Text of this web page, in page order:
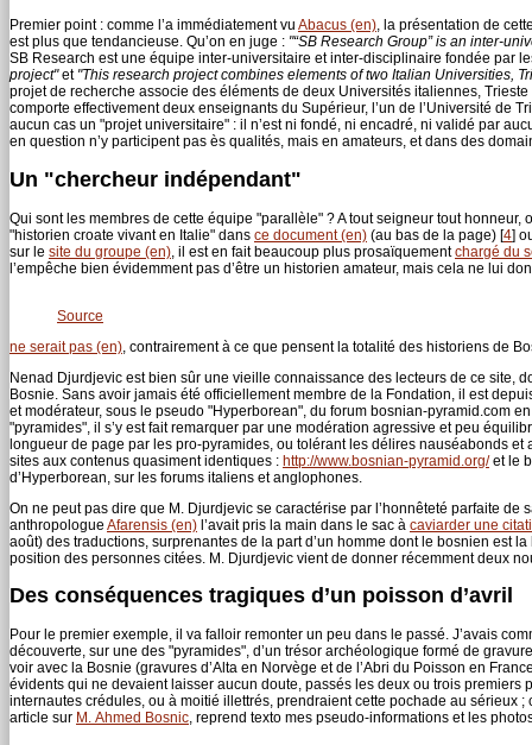
Premier point : comme l’a immédiatement vu Abacus (en) , la présentation de
est plus que tendancieuse. Qu’on en juge : "“SB Research Group” is an inter-
SB Research est une équipe inter-universitaire et inter-disciplinaire fondée par
project"et "This research project combines elements of two Italian Universities,
projet de recherche associe des éléments de deux Universités italiennes,
comporte effectivement deux enseignants du Supérieur, l’un de l’Université de
aucun cas un "projet universitaire" : il n’est ni fondé, ni encadré, ni validé par
en question n’y participent pas ès qualités, mais en amateurs, et dans des
Un "chercheur indépendant"
Qui sont les membres de cette équipe "parallèle" ? A tout seigneur tout
"historien croate vivant en Italie" dans ce document (en) (au bas de la page) [4]
sur le site du groupe (en) , il est en fait beaucoup plus prosaïquementchargé du
l’empêche bien évidemment pas d’être un historien amateur, mais cela ne lui
Source
ne serait pas (en) , contrairement à ce que pensent la totalité des historiens de
Nenad Djurdjevic est bien sûr une vieille connaissance des lecteurs de ce site,
Bosnie. Sans avoir jamais été officiellement membre de la Fondation, il est
et modérateur, sous le pseudo "Hyperborean", du forum bosnian-pyramid.com
"pyramides", il s’y est fait remarquer par une modération agressive et peu
longueur de page par les pro-pyramides, ou tolérant les délires nauséabonds
sites aux contenus quasiment identiques : http://www.bosnian-pyramid.org/et le
d’Hyperborean, sur les forums italiens et anglophones.
On ne peut pas dire que M. Djurdjevic se caractérise par l’honnêteté parfaite
anthropologue Afarensis (en) l’avait pris la main dans le sac à caviarder une
août) des traductions, surprenantes de la part d’un homme dont le bosnien est
position des personnes citées. M. Djurdjevic vient de donner récemment deux
Des conséquences tragiques d’un poisson d’avril
Pour le premier exemple, il va falloir remonter un peu dans le passé. J’avais
découverte, sur une des "pyramides", d’un trésor archéologique formé de
voir avec la Bosnie (gravures d’Alta en Norvège et de l’Abri du Poisson en
évidents qui ne devaient laisser aucun doute, passés les deux ou trois premiers
internautes crédules, ou à moitié illettrés, prendraient cette pochade au sérieux ;
article sur M. Ahmed Bosnic, reprend texto mes pseudo-informations et les